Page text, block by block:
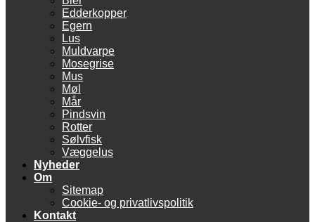
Edderkopper
Egern
Lus
Muldvarpe
Mosegrise
Mus
Møl
Mår
Pindsvin
Rotter
Sølvfisk
Væggelus
Nyheder
Om
Sitemap
Cookie- og privatlivspolitik
Kontakt